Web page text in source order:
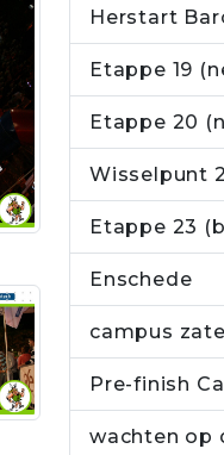
Herstart
Etappe 19
Etappe 20
Etappe 23
Enschede
campus
Pre-finish
wachten op